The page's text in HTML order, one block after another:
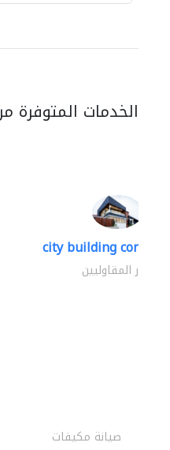
الخدمات
city building
كبار المقاوليين
صيانة مكيفات